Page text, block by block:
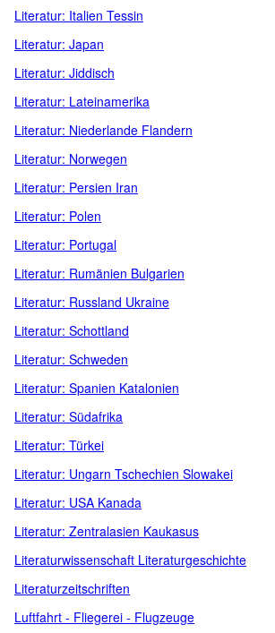
Literatur: Italien Tessin
Literatur: Japan
Literatur: Jiddisch
Literatur: Lateinamerika
Literatur: Niederlande Flandern
Literatur: Norwegen
Literatur: Persien Iran
Literatur: Polen
Literatur: Portugal
Literatur: Rumänien Bulgarien
Literatur: Russland Ukraine
Literatur: Schottland
Literatur: Schweden
Literatur: Spanien Katalonien
Literatur: Südafrika
Literatur: Türkei
Literatur: Ungarn Tschechien Slowakei
Literatur: USA Kanada
Literatur: Zentralasien Kaukasus
Literaturwissenschaft Literaturgeschichte
Literaturzeitschriften
Luftfahrt - Fliegerei - Flugzeuge